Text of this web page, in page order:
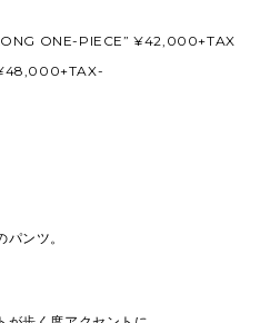
ONE-PIECE” ¥42,000+TAX
¥48,000+TAX-
ンツ。